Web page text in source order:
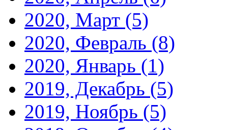
2020, Март (5)
2020, Февраль (8)
2020, Январь (1)
2019, Декабрь (5)
2019, Ноябрь (5)